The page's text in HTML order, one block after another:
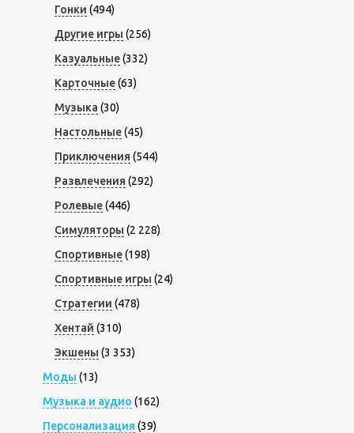
Гонки (494)
Другие игры (256)
Казуальные(332)
Карточные(63)
Музыка (30)
Настольные(45)
Приключения (544)
Развлечения (292)
Ролевые(446)
Симуляторы (2 228)
Спортивные(198)
Спортивные игры (24)
Стратегии (478)
Хентай (310)
Экшены (3 353)
Моды (13)
Музыка и аудио (162)
Персонализация (39)